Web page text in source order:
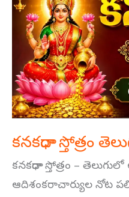
కనకధారా స్తోత్రం
కనకధారా స్తోత్రం – తెలుగులో
ఆదిశంకరాచార్యుల నోట
స్తోత్రం
తెలుగులో
అర్థం